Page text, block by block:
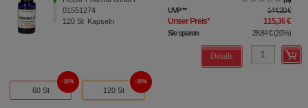
01551274
120 St Kapseln
UVP** 144,20 €
Unser Preis* 115,36 €
Sie sparen 28,84 €(20%)
Details
60 St
20%
120 St
20%